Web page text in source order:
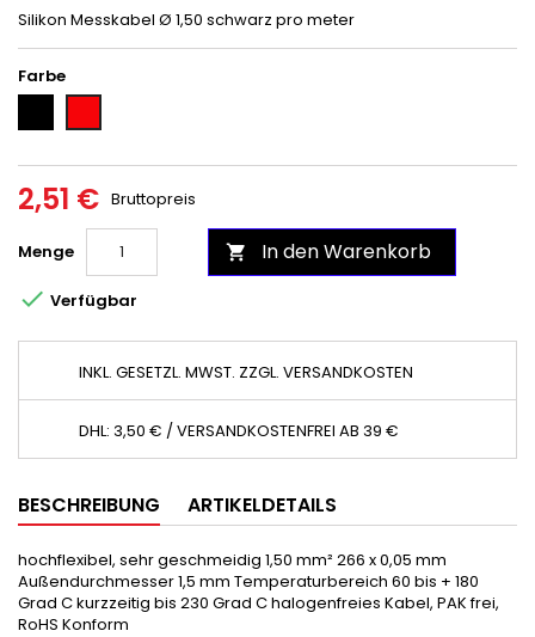
Silikon Messkabel Ø 1,50 schwarz pro meter
Farbe
Schwarz
2,51 € Bruttopreis
Menge  In den Warenkorb
 Verfügbar
INKL. GESETZL. MWST. ZZGL. VERSANDKOSTEN
DHL: 3,50 € / VERSANDKOSTENFREI AB 39 €
BESCHREIBUNG ARTIKELDETAILS
hochflexibel, sehr geschmeidig 1,50 mm² 266 x 0,05 mm
Außendurchmesser 1,5 mm Temperaturbereich 60 bis + 180
Grad C kurzzeitig bis 230 Grad C halogenfreies Kabel, PAK frei,
RoHS Konform